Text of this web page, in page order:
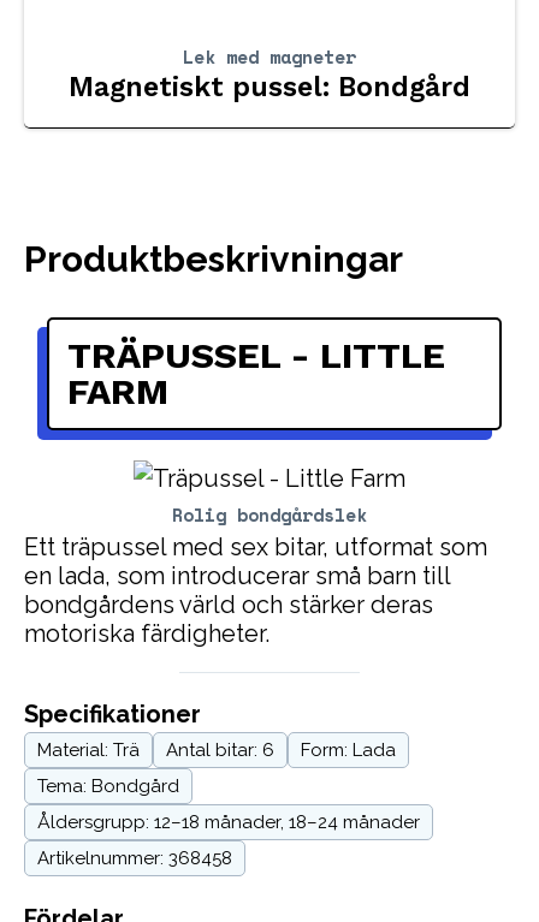
Lek med magneter
Magnetiskt pussel: Bondgård
Produktbeskrivningar
Rolig bondgårdslek
TRÄPUSSEL - LITTLE
FARM
Ett träpussel med sex bitar, utformat som
en lada, som introducerar små barn till
bondgårdens värld och stärker deras
motoriska färdigheter.
Specifikationer
Material: Trä Antal bitar: 6
Form: Lada
Tema: Bondgård
Åldersgrupp: 12–18 månader, 18–24 månader
Artikelnummer: 368458